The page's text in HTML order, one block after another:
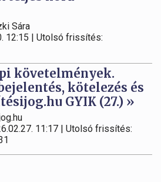
Sára
12:15 | Utolsó frissítés:
követelmények.
kötelezés és
GYIK (27.) »
11:17 | Utolsó frissítés: